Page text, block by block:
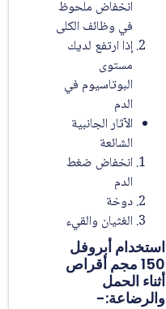
انخفاض ملحوظ
في وظائف الكلى
إذا ارتفع لديك
مستوى
البوتاسيوم في
الدم
الآثار الجانبية
الشائعة
انخفاض ضغط
الدم
دوخة
الغثيان والقيء
استخدام أبروفل
150 مجم أقراص
أثناء الحمل
والرضاعة:-